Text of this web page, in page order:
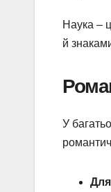
Наука –
й
У
Для